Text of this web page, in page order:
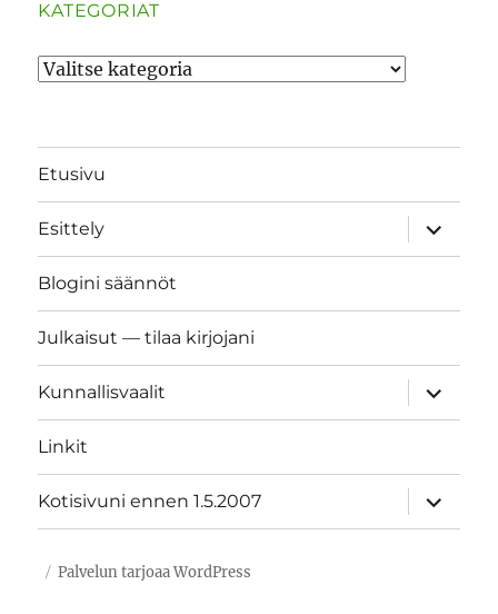
KATEGORIAT
Kategoriat
Etusivu
Esittely
näytä
Blogini säännöt
Julkaisut — tilaa kirjojani
Kunnallisvaalit
näytä
Linkit
Kotisivuni ennen 1.5.2007
näytä
Palvelun tarjoaa WordPress